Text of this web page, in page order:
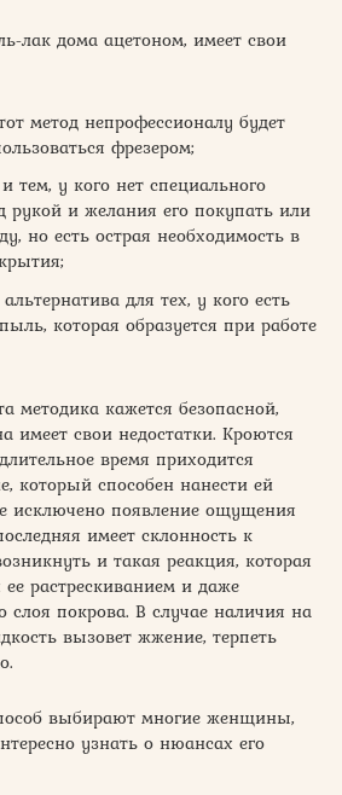
лак дома ацетоном, имеет свои
метод непрофессионалу будет
фрезером;
тем, у кого нет специального
рукой и желания его покупать или
но есть острая необходимость в
для тех, у кого есть
которая образуется при работе
методика кажется безопасной,
имеет свои недостатки. Кроются
время приходится
который способен нанести ей
исключено появление ощущения
имеет склонность к
и такая реакция, которая
ее растрескиванием и даже
слоя покрова. В случае наличия на
вызовет жжение, терпеть
выбирают многие женщины,
узнать о нюансах его